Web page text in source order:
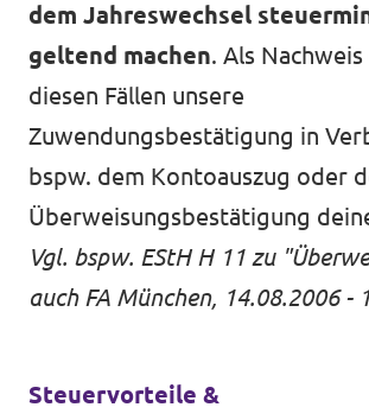
dem Jahreswechsel
geltend machen. Als
diesen Fällen unsere
Zuwendungsbestätigung in
bspw. dem Kontoauszug oder
Überweisungsbestätigung
Vgl. bspw. EStH H 11 zu
auch FA München, 14.08.2006 -
Steuervorteile &